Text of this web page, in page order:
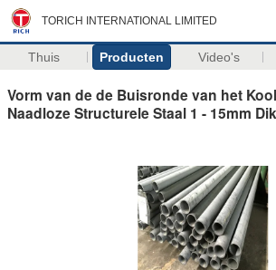
TORICH INTERNATIONAL LIMITED
Thuis Producten Video's
Vorm van de de Buisronde van het
Naadloze Structurele Staal 1 - 15mm